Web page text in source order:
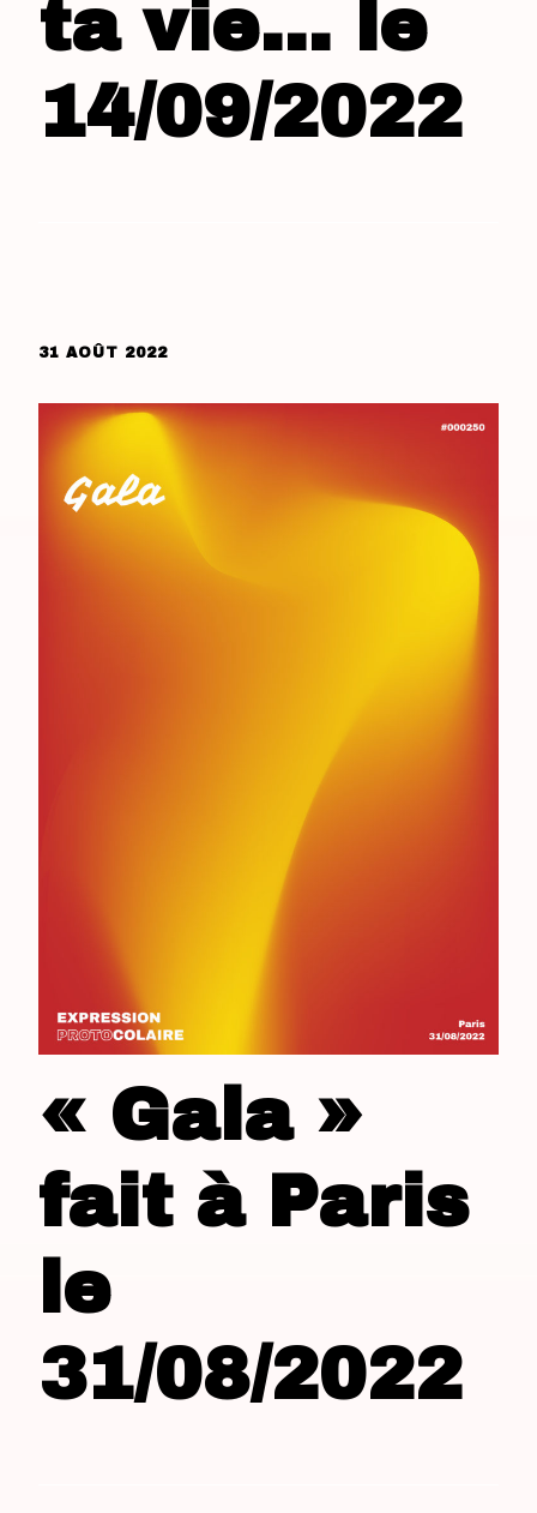
ta vie… le
14/09/2022
31 AOÛT 2022
« Gala »
fait à Paris
le
31/08/2022